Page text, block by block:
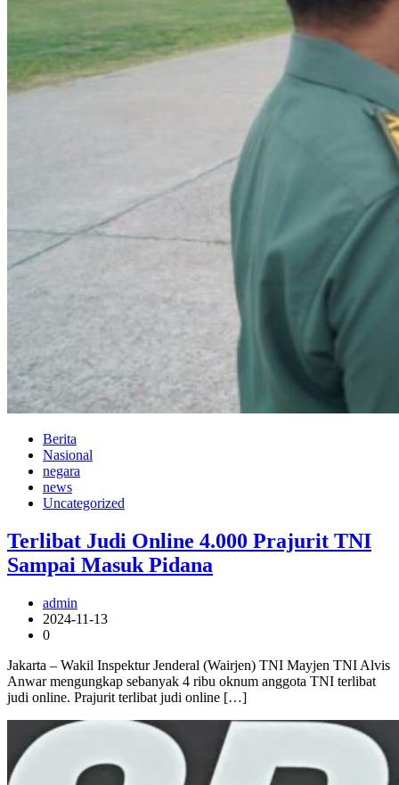
Berita
Nasional
negara
news
Uncategorized
Terlibat Judi Online 4.000 Prajurit TNI
Sampai Masuk Pidana
admin
2024-11-13
0
Jakarta – Wakil Inspektur Jenderal (Wairjen) TNI Mayjen TNI Alvis
Anwar mengungkap sebanyak 4 ribu oknum anggota TNI terlibat
judi online. Prajurit terlibat judi online […]